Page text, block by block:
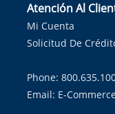
Atención Al
Mi Cuenta
Solicitud De
Phone:
Email: E-